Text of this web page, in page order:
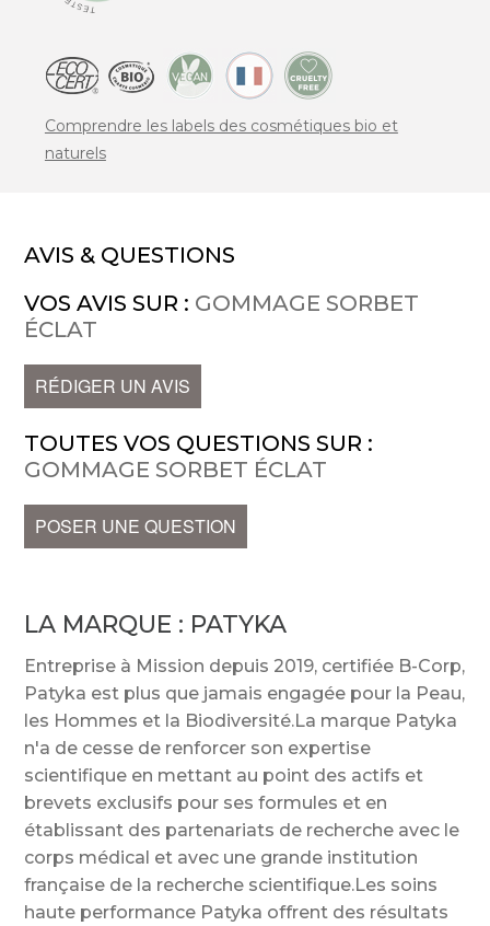
Comprendre les labels des cosmétiques bio et
naturels
AVIS & QUESTIONS
VOS AVIS SUR : GOMMAGE SORBET
ÉCLAT
RÉDIGER UN AVIS
TOUTES VOS QUESTIONS SUR :
GOMMAGE SORBET ÉCLAT
POSER UNE QUESTION
LA MARQUE : PATYKA
Entreprise à Mission depuis 2019, certifiée B-Corp,
Patyka est plus que jamais engagée pour la Peau,
les Hommes et la Biodiversité.La marque Patyka
n'a de cesse de renforcer son expertise
scientifique en mettant au point des actifs et
brevets exclusifs pour ses formules et en
établissant des partenariats de recherche avec le
corps médical et avec une grande institution
française de la recherche scientifique.Les soins
haute performance Patyka offrent des résultats